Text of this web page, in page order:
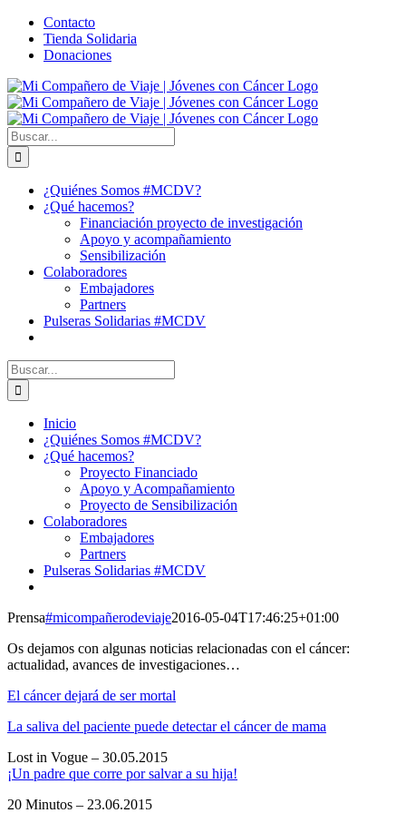
Saltar
contenido
Facebook
YouTube
Instagram
Correo
electrónico
WhatsAppContacto
Tienda Solidaria
Donaciones
Buscar:
¿Quiénes Somos #MCDV?
¿Qué hacemos?
Financiación proyecto de investigación
Apoyo y acompañamiento
Sensibilización
Colaboradores
Embajadores
Partners
Pulseras Solidarias #MCDV
Buscar:
Inicio
¿Quiénes Somos #MCDV?
¿Qué hacemos?
Proyecto Financiado
Apoyo y Acompañamiento
Proyecto de Sensibilización
Colaboradores
Embajadores
Partners
Pulseras Solidarias #MCDV
Prensa#micompañerodeviaje2016-05-04T17:46:25+01:00
Os dejamos con algunas noticias relacionadas con el cáncer:
actualidad, avances de investigaciones…
El cáncer dejará de ser mortal
La saliva del paciente puede detectar el cáncer de mama
Lost in Vogue – 30.05.2015
¡Un padre que corre por salvar a su hija!
20 Minutos – 23.06.2015